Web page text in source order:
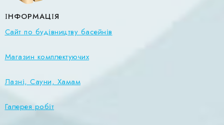
ІНФОРМАЦІЯ
Сайт по будівництву басейнів
Магазин комплектуючих
Лазні, Сауни, Хамам
Галерея робіт